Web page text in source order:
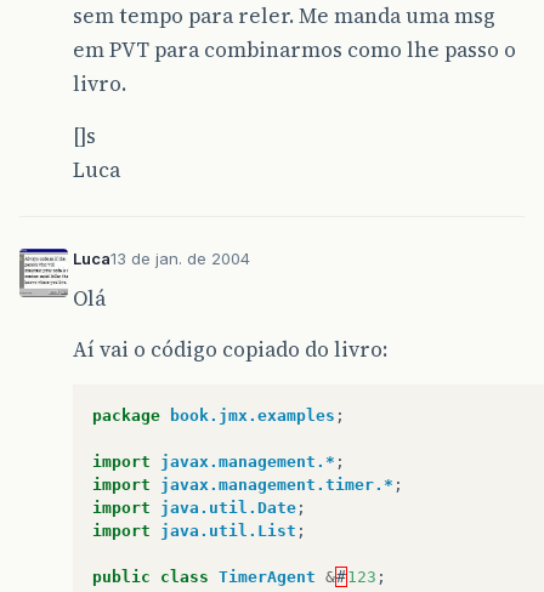
sem tempo para reler. Me manda uma msg
em PVT para combinarmos como lhe passo o
livro.
[]s
Luca
Luca13 de jan. de 2004
Olá
Aí vai o código copiado do livro:
package book.jmx.examples ;
import javax.management.* ;
import
javax.management.timer.* ;
import
java.util.Date ;
import
java.util.List ;
public class TimerAgent &#123 ;